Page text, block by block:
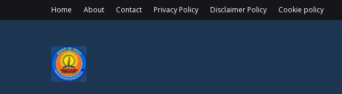
Home About Contact Privacy Policy Disclaimer Policy Cookie policy